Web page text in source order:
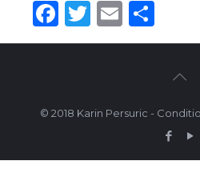
Facebook
Twitter
Email
© 2018 Karin Persuric -